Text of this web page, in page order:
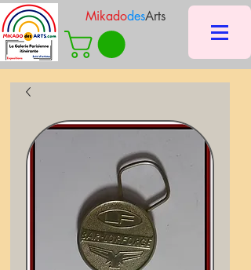
MikadodesArts